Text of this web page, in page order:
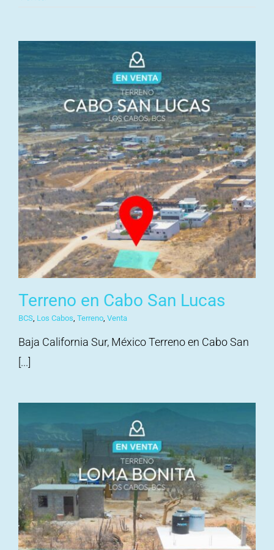
Terreno en Cabo San Lucas
BCS, Los Cabos, Terreno, Venta
Baja California Sur, México Terreno en Cabo San
[...]